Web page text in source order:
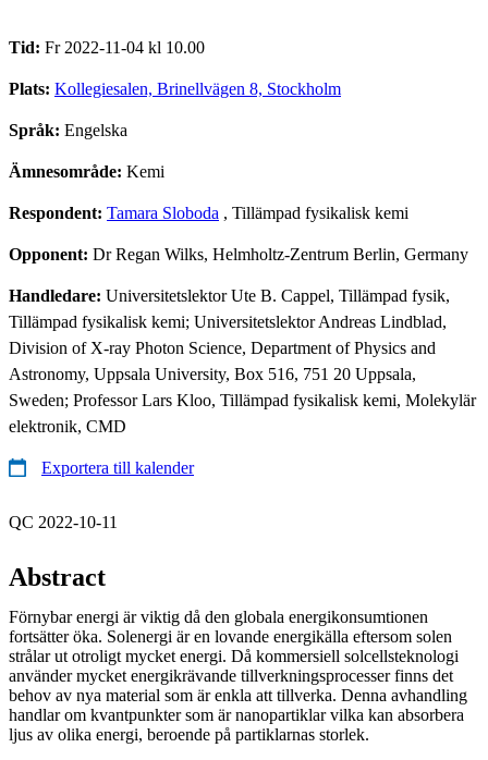
Tid: Fr 2022-11-04 kl 10.00
Plats: Kollegiesalen, Brinellvägen 8, Stockholm
Språk: Engelska
Ämnesområde: Kemi
Respondent: Tamara Sloboda , Tillämpad fysikalisk kemi
Opponent: Dr Regan Wilks, Helmholtz-Zentrum Berlin, Germany
Handledare: Universitetslektor Ute B. Cappel, Tillämpad fysik,
Tillämpad fysikalisk kemi; Universitetslektor Andreas Lindblad,
Division of X-ray Photon Science, Department of Physics and
Astronomy, Uppsala University, Box 516, 751 20 Uppsala,
Sweden; Professor Lars Kloo, Tillämpad fysikalisk kemi, Molekylär
elektronik, CMD
Exportera till kalender
QC 2022-10-11
Abstract
Förnybar energi är viktig då den globala energikonsumtionen
fortsätter öka. Solenergi är en lovande energikälla eftersom solen
strålar ut otroligt mycket energi. Då kommersiell solcellsteknologi
använder mycket energikrävande tillverkningsprocesser finns det
behov av nya material som är enkla att tillverka. Denna avhandling
handlar om kvantpunkter som är nanopartiklar vilka kan absorbera
ljus av olika energi, beroende på partiklarnas storlek.